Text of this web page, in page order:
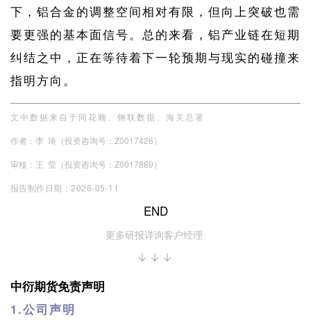
下，铝合金的调整空间相对有限，但向上突破也需
要更强的基本面信号。总的来看，铝产业链在短期
纠结之中，正在等待着下一轮预期与现实的碰撞来
指明方向。
文中数据来自于同花顺、钢联数据、海关总署
作者：李 琦（投资咨询号：Z0017426）
审核：王 莹（投资咨询号：Z0017889）
报告制作日期：2026-05-11
END
更多研报详询客户经理
↓↓↓
中衍期货免责声明
1.公司声明